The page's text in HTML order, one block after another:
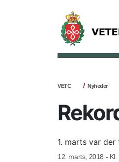
VETC Nyheder
1. marts var
12. marts, 2018 - Kl.